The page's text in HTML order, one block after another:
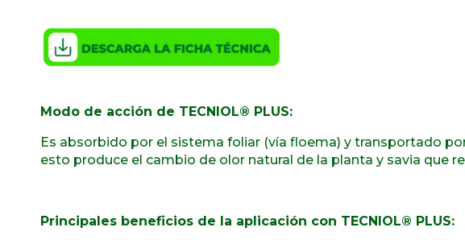
Modo de acción de TECNIOL® PLUS:
Es absorbido por el sistema foliar (vía floema) y transportado
esto produce el cambio de olor natural de la planta y savia que
Principales beneficios de la aplicación con TECNIOL® PLUS: